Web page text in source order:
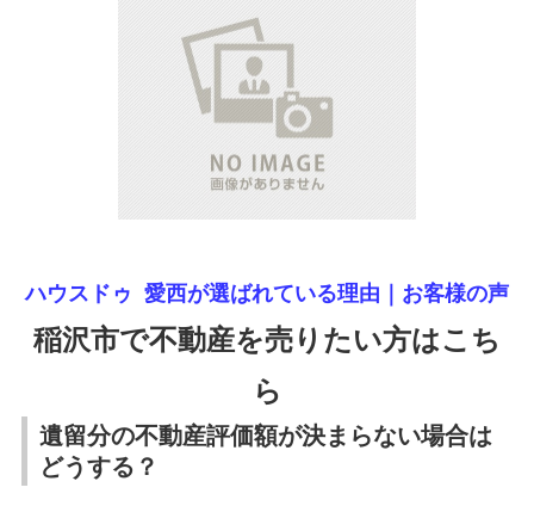
ハウスドゥ 愛西が選ばれている理由｜ お客様の声
稲沢市で不動産を売りたい方はこち
ら
遺留分の不動産評価額が決まらない場合は
どうする？